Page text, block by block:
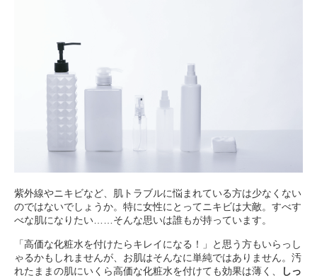
紫外線やニキビなど、肌トラブルに悩まれている方は少なくない
のではないでしょうか。特に女性にとってニキビは大敵。すべす
べな肌になりたい……そんな思いは誰もが持っています。
「高価な化粧水を付けたらキレイになる！」と思う方もいらっし
ゃるかもしれませんが、お肌はそんなに単純ではありません。汚
れたままの肌にいくら高価な化粧水を付けても効果は薄く、
しっ